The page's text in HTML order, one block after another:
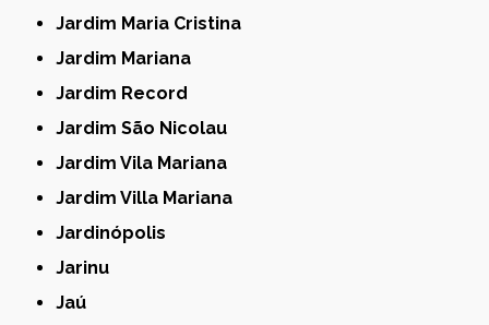
Jardim Maria Cristina
Jardim Mariana
Jardim Record
Jardim São Nicolau
Jardim Vila Mariana
Jardim Villa Mariana
Jardinópolis
Jarinu
Jaú